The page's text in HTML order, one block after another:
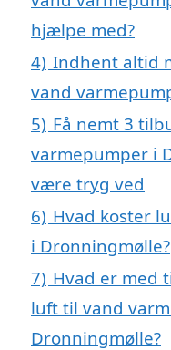
hjælpe med?
4) Indhent altid
vand
5) Få nemt 3
varmepumper i
være tryg ved
6) Hvad koster
i Dronningmølle?
7) Hvad er med
luft til vand
Dronningmølle?